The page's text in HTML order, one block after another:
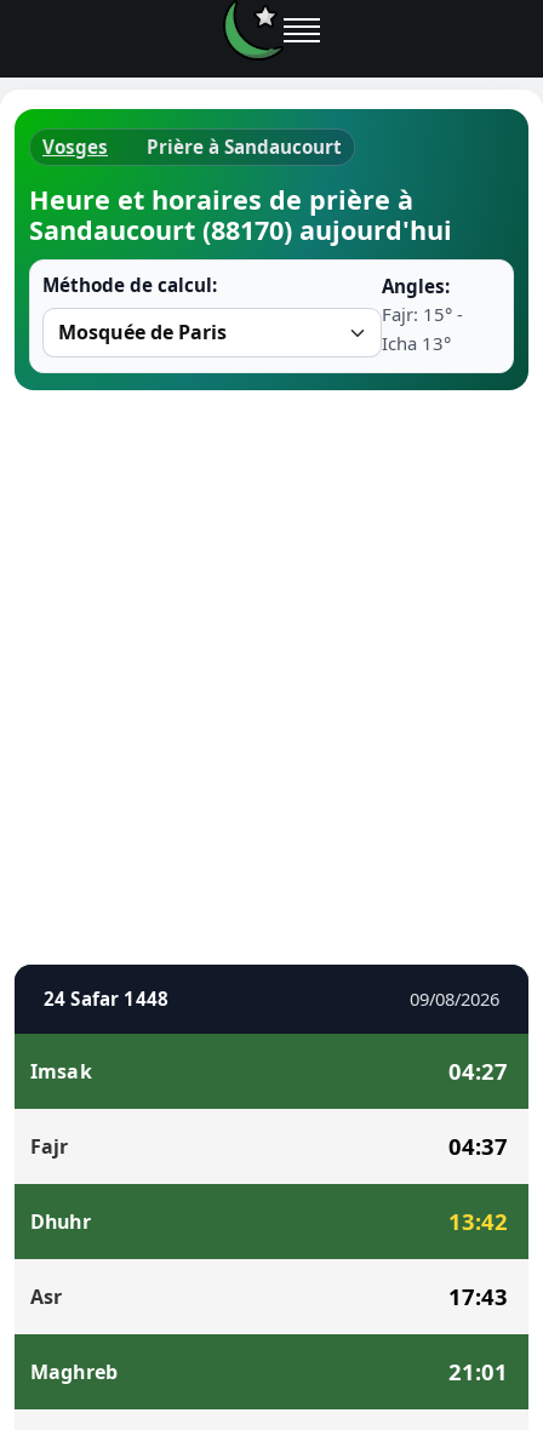
Heure de
Ramadan
Vosges Prière à Sandaucourt
Heure et horaires de prière à
Sandaucourt (88170) aujourd'hui
Méthode de calcul:
Angles:
Fajr: 15° -
Icha 13°
24 Safar 1448 09/08/2026
Imsak 04:27
Fajr 04:37
Dhuhr 13:42
Asr 17:43
Maghreb 21:01